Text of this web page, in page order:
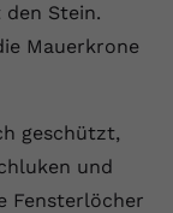
Stein.
Mauerkrone
geschützt,
und
Fensterlöcher
Cookie
welche